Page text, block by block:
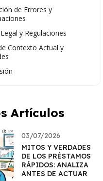
de Errores y
y Regulaciones
Contexto Actual y
Artículos
03/07/2026
MITOS Y VERDADES
DE LOS PRÉSTAMOS
RÁPIDOS: ANALIZA
ANTES DE ACTUAR